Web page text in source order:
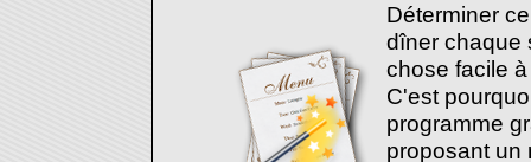
Déterminer
dîner chaque
chose facile
C'est
programme
proposant un